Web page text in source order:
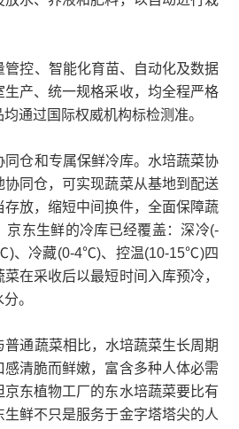
管控、智能化育苗、自动化及数据
产、统一规格采收，均全程严格
通过国际权威机构标检测准。
同仓和专属保鲜冷库。水培蔬菜协
协同仓，可实现蔬菜从基地到配送
放，缩短中间换件，全面保障蔬
京东生鲜的冷库已经覆盖：深冷(-
、冷藏(0-4℃)、控温(10-15℃)四
在采收后以最短时间入库预冷，
。
通蔬菜相比，水培蔬菜生长周期
清脆而鲜嫩，富含多种人体必需
东植物工厂的东水培蔬菜要比有
鲜不只是服务于金字塔塔尖的人